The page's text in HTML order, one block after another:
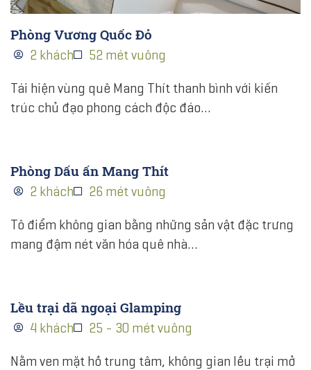
Phòng Vương Quốc Đỏ
2 khách
52 mét vuông
Tái hiện vùng quê Mang Thít thanh bình với kiến
trúc chủ đạo phong cách độc đáo…
Phòng Dấu ấn Mang Thít
2 khách
26 mét vuông
Tô điểm không gian bằng những sản vật đặc trưng
mang đậm nét văn hóa quê nhà…
Lều trại dã ngoại Glamping
4 khách
25 - 30 mét vuông
Nằm ven mặt hồ trung tâm, không gian lều trại mở